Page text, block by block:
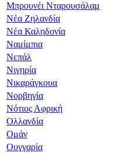
Μπρουνέι Νταρουσάλαμ
Νέα Ζηλανδία
Νέα Καληδονία
Ναμίμπια
Νεπάλ
Νιγηρία
Νικαράγκουα
Νορβηγία
Νότιος Αφρική
Ολλανδία
Ομάν
Ουγγαρία